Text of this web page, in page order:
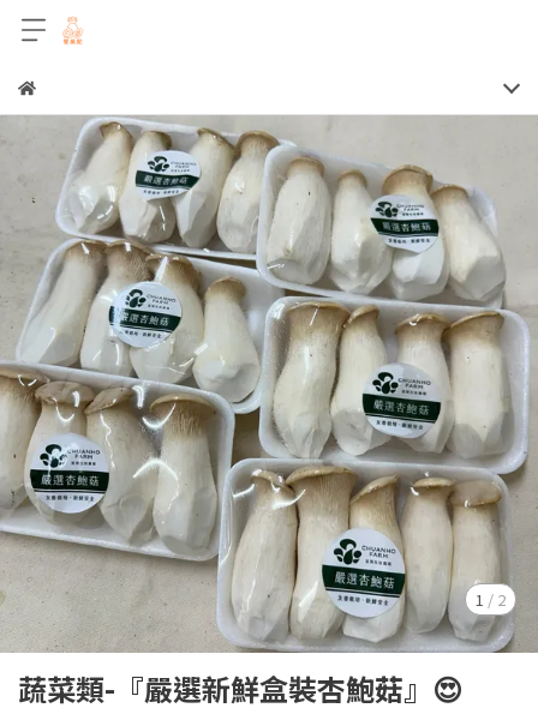
1 / 2
蔬菜類-『嚴選新鮮盒裝杏鮑菇』😍